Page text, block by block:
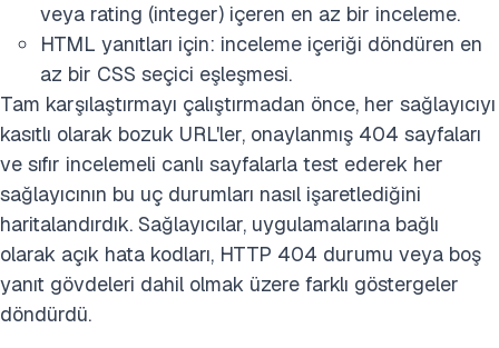
veya rating (integer) içeren en az bir inceleme.
HTML yanıtları için: inceleme içeriği döndüren en
az bir CSS seçici eşleşmesi.
Tam karşılaştırmayı çalıştırmadan önce, her sağlayıcıyı
kasıtlı olarak bozuk URL'ler, onaylanmış 404 sayfaları
ve sıfır incelemeli canlı sayfalarla test ederek her
sağlayıcının bu uç durumları nasıl işaretlediğini
haritalandırdık. Sağlayıcılar, uygulamalarına bağlı
olarak açık hata kodları, HTTP 404 durumu veya boş
yanıt gövdeleri dahil olmak üzere farklı göstergeler
döndürdü.